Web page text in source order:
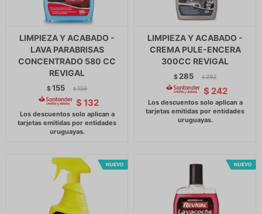
LIMPIEZA Y ACABADO -
LAVA PARABRISAS
CONCENTRADO 580 CC
REVIGAL
$155 $ 159
$ 132
LIMPIEZA Y ACABADO -
CREMA PULE-ENCERA
300CC REVIGAL
$ 285 $ 292
$ 242